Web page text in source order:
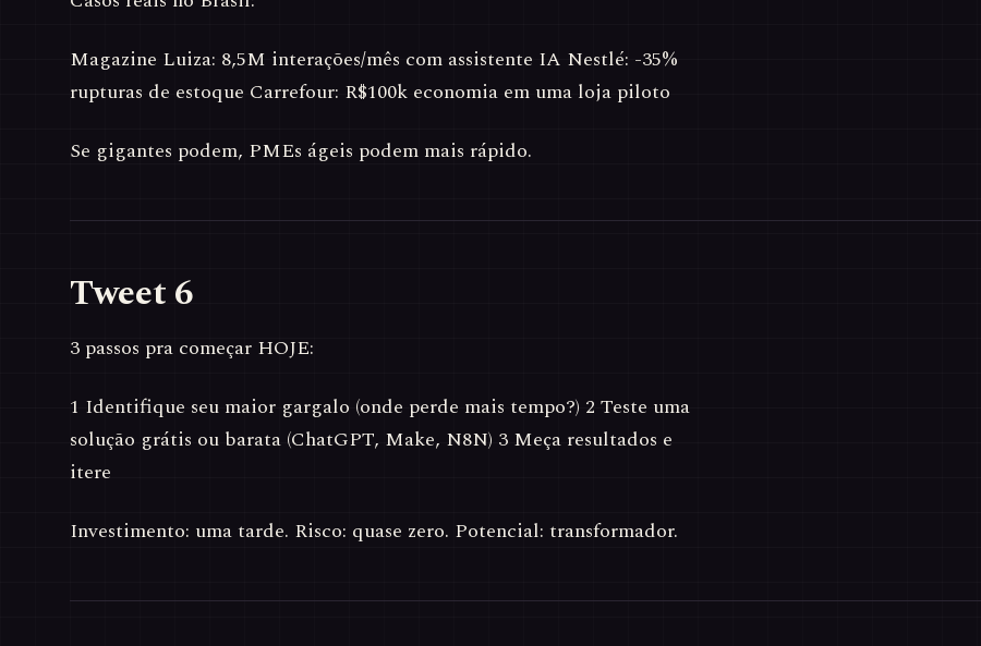
Magazine Luiza: 8,5M interações/mês com assistente IA Nestlé: -35%
rupturas de estoque Carrefour: R$100k economia em uma loja piloto
Se gigantes podem, PMEs ágeis podem mais rápido.
Tweet 6
3 passos pra começar HOJE:
1 Identifique seu maior gargalo (onde perde mais tempo?) 2 Teste uma
solução grátis ou barata (ChatGPT, Make, N8N) 3 Meça resultados e
itere
Investimento: uma tarde. Risco: quase zero. Potencial: transformador.